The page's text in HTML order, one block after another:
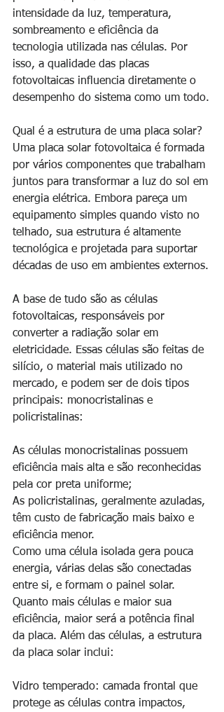
intensidade da luz, temperatura,
sombreamento e eficiência da
tecnologia utilizada nas células. Por
isso, a qualidade das placas
fotovoltaicas influencia diretamente o
desempenho do sistema como um todo.
Qual é a estrutura de uma placa solar?
Uma placa solar fotovoltaica é formada
por vários componentes que trabalham
juntos para transformar a luz do sol em
energia elétrica. Embora pareça um
equipamento simples quando visto no
telhado, sua estrutura é altamente
tecnológica e projetada para suportar
décadas de uso em ambientes externos.
A base de tudo são as células
fotovoltaicas, responsáveis por
converter a radiação solar em
eletricidade. Essas células são feitas de
silício, o material mais utilizado no
mercado, e podem ser de dois tipos
principais: monocristalinas e
policristalinas:
As células monocristalinas possuem
eficiência mais alta e são reconhecidas
pela cor preta uniforme;
As policristalinas, geralmente azuladas,
têm custo de fabricação mais baixo e
eficiência menor.
Como uma célula isolada gera pouca
energia, várias delas são conectadas
entre si, e formam o painel solar.
Quanto mais células e maior sua
eficiência, maior será a potência final
da placa. Além das células, a estrutura
da placa solar inclui:
Vidro temperado: camada frontal que
protege as células contra impactos,